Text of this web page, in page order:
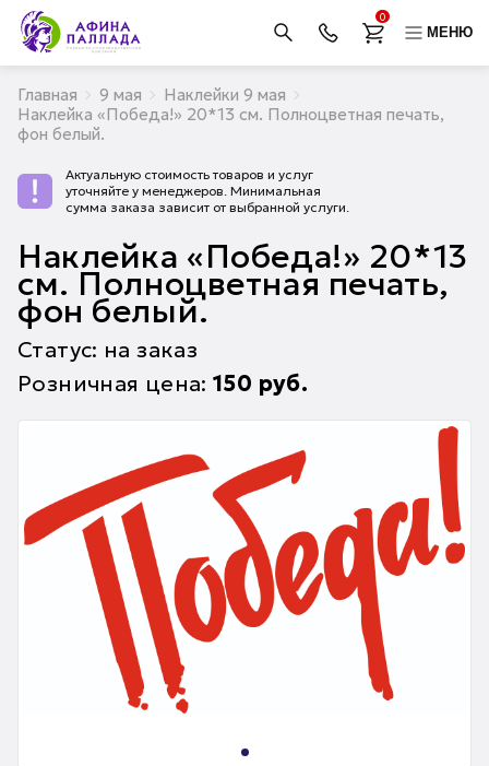
0
МЕНЮ
Главная 9 мая
Наклейки 9 мая
Наклейка «Победа!» 20*13 см. Полноцветная печать,
фон белый.
Актуальную стоимость товаров и услуг
уточняйте у менеджеров. Минимальная
сумма заказа зависит от выбранной услуги.
Наклейка «Победа!» 20*13
см. Полноцветная печать,
фон белый.
Статус: на заказ
Розничная цена:150 руб.